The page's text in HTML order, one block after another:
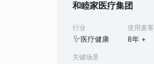
和睦家医疗集团
行业
医疗健康
使用麦客
8年 +
关键场景